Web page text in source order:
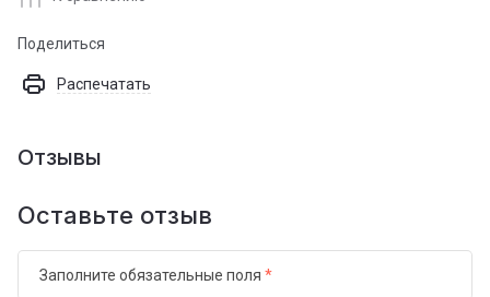
Поделиться
Распечатать
Отзывы
Оставьте отзыв
Заполните обязательные поля *